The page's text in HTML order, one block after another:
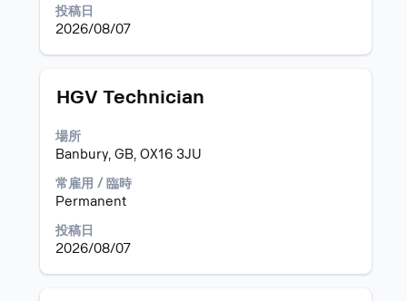
で
選
す。
投稿日
2026/08/07
ン
ツ
す
に
は、
Space
キ
ー
で
選
タ
ト
ル
HGV Technician
場所
Banbury, GB, OX16 3JU
常雇用 / 臨時
Permanent
投稿日
2026/08/07
求
情
報
全
コ
テ
ン
ツ